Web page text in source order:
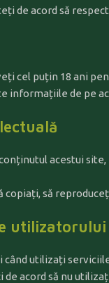
de acord să
cel puțin 18 ani
informațiile de pe
acestui
copiați, să
utilizatorului
când utilizați
de acord să nu